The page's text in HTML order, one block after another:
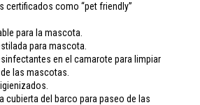
certificados como “pet friendly”
para la mascota.
para mascota.
en el camarote para limpiar
las mascotas.
cubierta del barco para paseo de las